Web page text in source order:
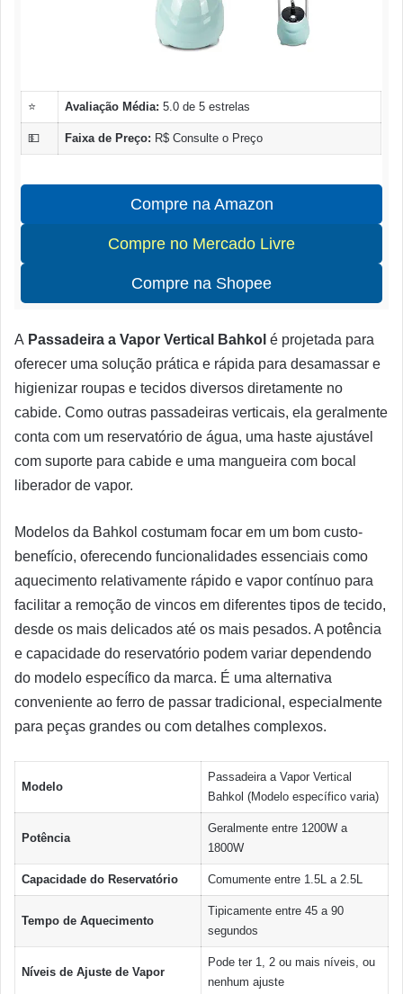
⭐ Avaliação Média: 5.0 de 5 estrelas
💵 Faixa de Preço: R$ Consulte o Preço
Compre na Amazon
Compre no Mercado Livre
Compre na Shopee
A Passadeira a Vapor Vertical Bahkol é projetada para
oferecer uma solução prática e rápida para desamassar e
higienizar roupas e tecidos diversos diretamente no
cabide. Como outras passadeiras verticais, ela geralmente
conta com um reservatório de água, uma haste ajustável
com suporte para cabide e uma mangueira com bocal
liberador de vapor.
Modelos da Bahkol costumam focar em um bom custo-
benefício, oferecendo funcionalidades essenciais como
aquecimento relativamente rápido e vapor contínuo para
facilitar a remoção de vincos em diferentes tipos de tecido,
desde os mais delicados até os mais pesados. A potência
e capacidade do reservatório podem variar dependendo
do modelo específico da marca. É uma alternativa
conveniente ao ferro de passar tradicional, especialmente
para peças grandes ou com detalhes complexos.
Modelo
Passadeira a Vapor Vertical
Bahkol (Modelo específico varia)
Potência
Geralmente entre 1200W a
1800W
Capacidade do Reservatório Comumente entre 1.5L a 2.5L
Tempo de Aquecimento
Tipicamente entre 45 a 90
segundos
Níveis de Ajuste de Vapor
Pode ter 1, 2 ou mais níveis, ou
nenhum ajuste